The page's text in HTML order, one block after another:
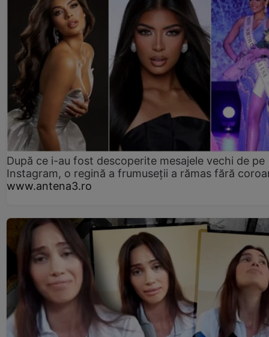
După ce i-au fost descoperite mesajele vechi de pe
Instagram, o regină a frumuseții a rămas fără
www.antena3.ro